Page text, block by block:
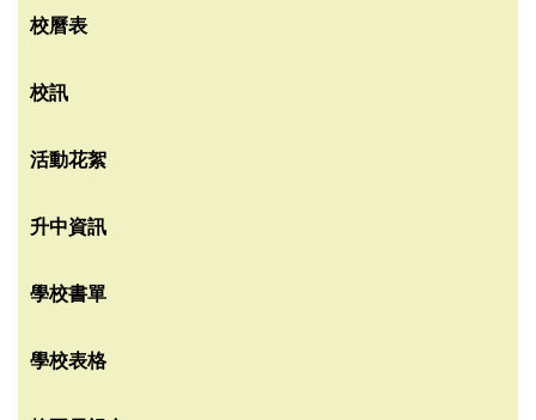
校曆表
校訊
活動花絮
升中資訊
學校書單
學校表格